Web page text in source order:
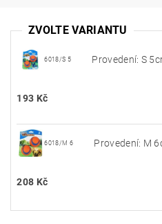
ZVOLTE VARIANTU
6018/S 5 Provedení: S
193 Kč
6018/M 6 Provedení: M
208 Kč